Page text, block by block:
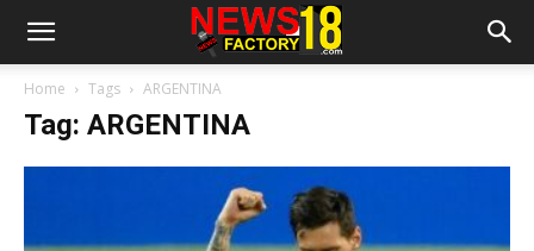
Home Tags ARGENTINA
Tag: ARGENTINA